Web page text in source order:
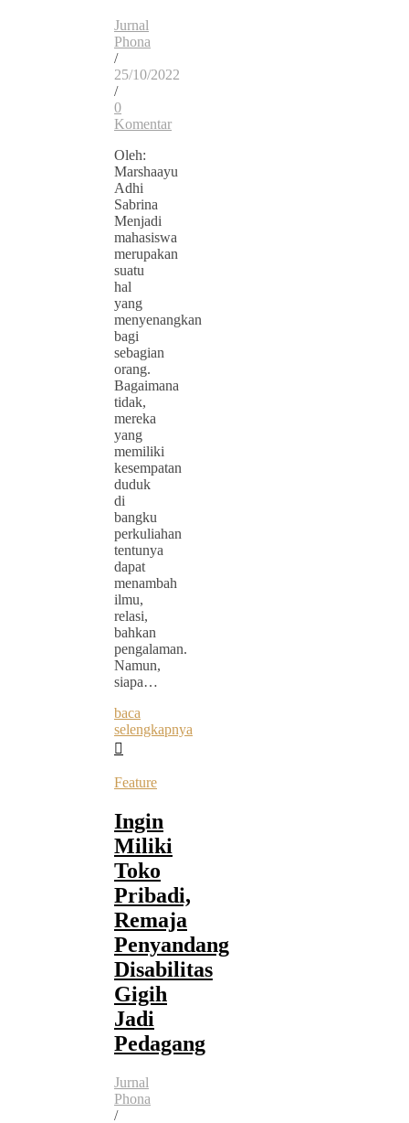
Jurnal
Phona
/
25/10/2022
/
0
Komentar
Oleh:
Marshaayu
Adhi
Sabrina
Menjadi
mahasiswa
merupakan
suatu
hal
yang
menyenangkan
bagi
sebagian
orang.
Bagaimana
tidak,
mereka
yang
memiliki
kesempatan
duduk
di
bangku
perkuliahan
tentunya
dapat
menambah
ilmu,
relasi,
bahkan
pengalaman.
Namun,
siapa…
baca
selengkapnya
Feature
Ingin
Miliki
Toko
Pribadi,
Remaja
Penyandang
Disabilitas
Gigih
Jadi
Pedagang
Jurnal
Phona
/